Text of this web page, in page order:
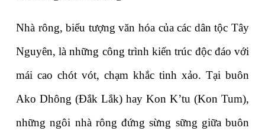
Nhà rông, biểu tượng văn hóa của các dân tộc Tây
Nguyên, là những công trình kiến trúc độc đáo với
mái cao chót vót, chạm khắc tinh xảo. Tại buôn
Ako Dhông (Đắk Lắk) hay Kon K’tu (Kon Tum),
những ngôi nhà rông đứng sừng sững giữa buôn